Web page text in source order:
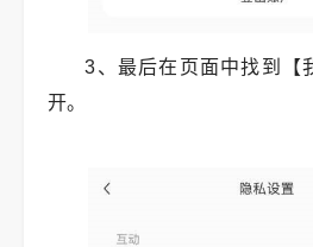
3、最后在页面中找到【
开。